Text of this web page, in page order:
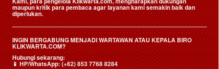
maupun kritik para pembaca agar layanan kami semakin baik dan
diperlukan.
INGIN BERGABUNG MENJADI WARTAWAN ATAU KEPALA BIRO
KLIKWARTA.COM?
Hubungi sekarang:
📱HP/WhatsApp:(+62) 853 7768 8284